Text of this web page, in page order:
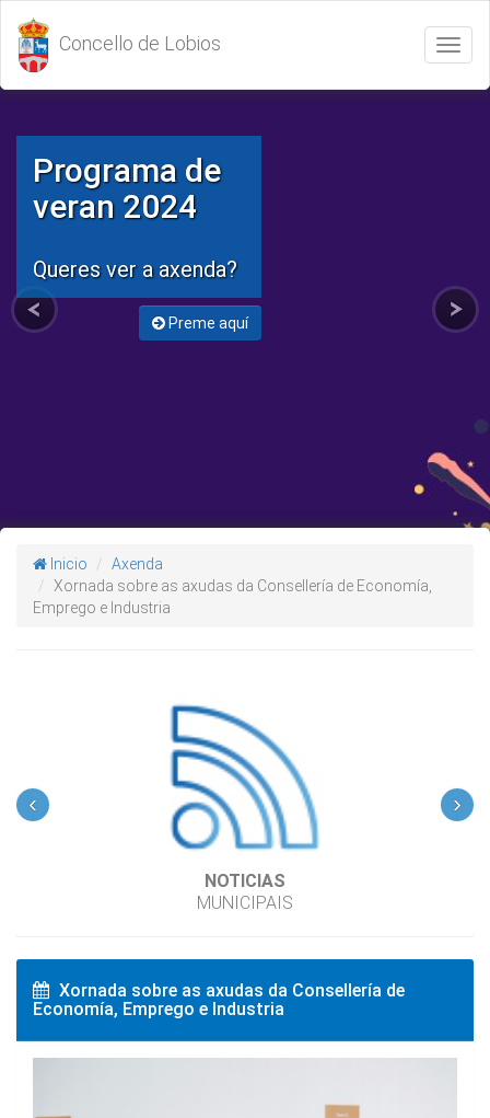
Abrir
/
Cerrar
Concello de Lobios
Programa de
veran 2024
Queres ver a axenda?
Preme aquí
Inicio
Axenda
Xornada sobre as axudas da Consellería de Economía,
Emprego e Industria
NOTICIAS
MUNICIPAIS
‹ ›
Xornada sobre as axudas da Consellería de
Economía, Emprego e Industria